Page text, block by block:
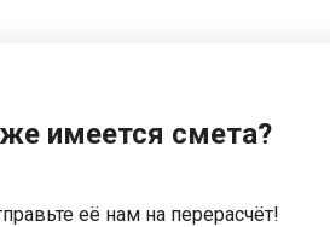
имеется смета?
её нам на перерасчёт!